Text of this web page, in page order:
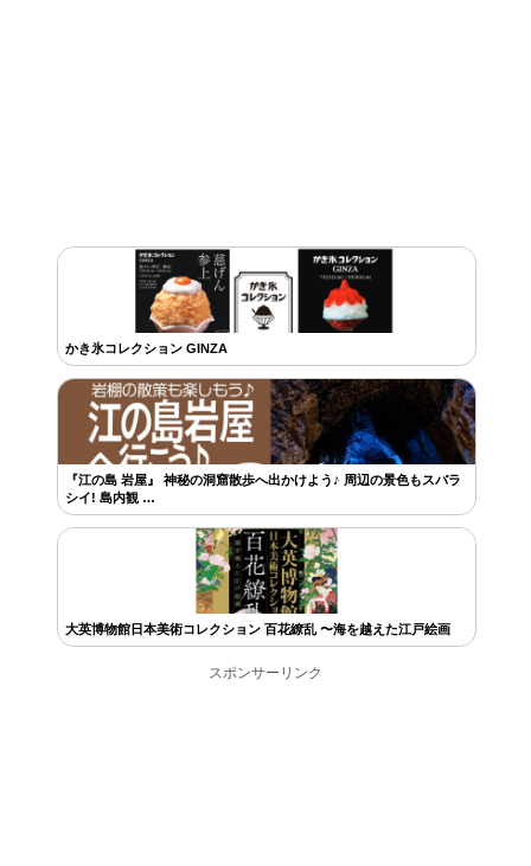
かき氷コレクション GINZA
『江の島 岩屋』 神秘の洞窟散歩へ出かけよう♪ 周辺の景色もスバラ
シイ! 島内観 …
大英博物館日本美術コレクション 百花繚乱 〜海を越えた江戸絵画
スポンサーリンク